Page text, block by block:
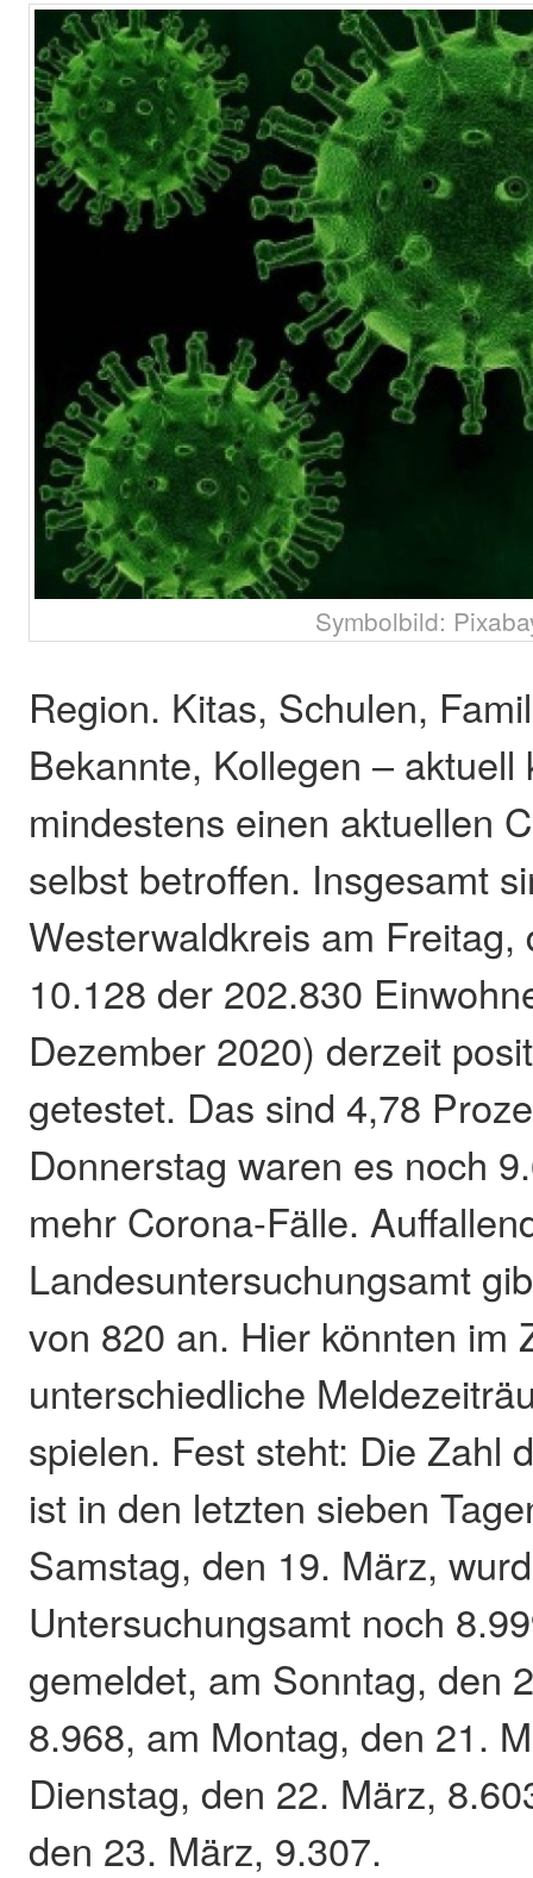
Symbolbild:
Region. Kitas, Schulen,
Bekannte, Kollegen – aktuell
mindestens einen aktuellen
selbst betroffen. Insgesamt
Westerwaldkreis am Freitag,
10.128 der 202.830
Dezember 2020) derzeit
getestet. Das sind 4,78
Donnerstag waren es noch
mehr Corona-Fälle.
Landesuntersuchungsamt
von 820 an. Hier könnten im
unterschiedliche
spielen. Fest steht: Die Zahl
ist in den letzten sieben
Samstag, den 19. März,
Untersuchungsamt noch
gemeldet, am Sonntag, den
8.968, am Montag, den 21.
Dienstag, den 22. März,
den 23. März, 9.307.